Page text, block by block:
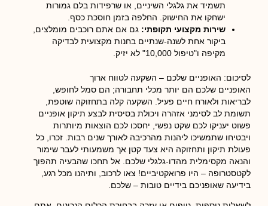
תשמיד את גלגלי השיניים, או שרפידות בלם גמורות
ישחקו את החישוק. החלפה בזמן חוסכת כסף.
שירות מקצועי תקופתי: גם אם אתם רוכבים מומלצים,
ביקור אחת לשנה-שנתיים בחנות מקצועית לבדיקה
מקיפה ו"טיפול 10,000" לא יזיק.
לסיכום: האופניים שלכם – השקעה לטווח ארוך
האופניים שלכם הם יותר מכלי תחבורה; הם סמל לחופש,
לבריאות ולאורח חיים פעיל. השקעה קלה בתחזוקה שוטפת,
תשומת לב לסימני אזהרה ויכולת בסיסית לבצע תיקון אופניים
פשוט יעניקו לכם שקט נפשי, יחסכו לכם הוצאות מיותרות
ויבטיחו שתמשיכו ליהנות מהרכיבה לאורך שנים רבות. זכרו, כל
פעולת תיקון ותחזוקה היא צעד קטן אך משמעותי לעבר שימור
והנאה מקסימלית מהדו-גלגלי שלכם. אל תחכו שהבעיה תהפוך
לקטסטרופה – היו פרואקטיביים! צאו לרכוב, ותיהנו מכל רגע,
בידיעה שאופניכם בידיים טובות – שלכם.